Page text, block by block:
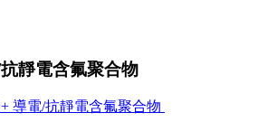
靜電含氟聚合物
導電/抗靜電含氟聚合物